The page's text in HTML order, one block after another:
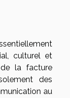
culturel et
la facture
des
au